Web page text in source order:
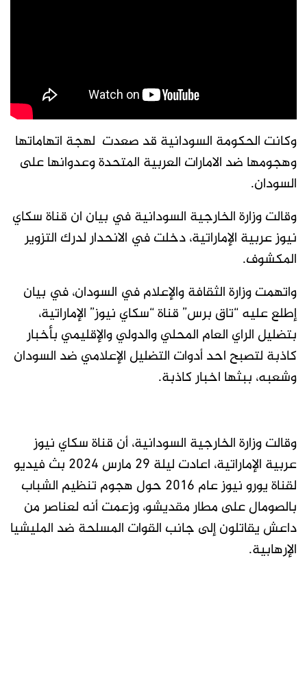
وكانت الحكومة السودانية قد صعدت لهجة اتهاماتها
وهجومها ضد الامارات العربية المتحدة وعدوانها على
السودان.
وقالت وزارة الخارجية السودانية في بيان ان قناة سكاي
نيوز عربية الإماراتية، دخلت في الانحدار لدرك التزوير
المكشوف.
واتهمت وزارة الثقافة والإعلام في السودان، في بيان
إطلع عليه “تاق برس” قناة “سكاي نيوز” الإماراتية،
بتضليل الراي العام المحلي والدولي والإقليمي بأخبار
كاذبة لتصبح احد أدوات التضليل الإعلامي ضد السودان
وشعبه، ببثها اخبار كاذبة.
وقالت وزارة الخارجية السودانية، أن قناة سكاي نيوز
عربية الإماراتية، اعادت ليلة ٢٩ مارس ٢٠٢٤ بث فيديو
لقناة يورو نيوز عام ٢٠١٦ حول هجوم تنظيم الشباب
بالصومال على مطار مقديشو، وزعمت أنه لعناصر من
داعش يقاتلون إلى جانب القوات المسلحة ضد المليشيا
الإرهابية.